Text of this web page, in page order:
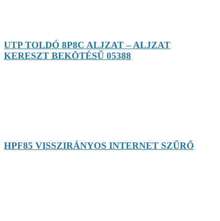
UTP TOLDÓ 8P8C ALJZAT – ALJZAT
KERESZT BEKÖTÉSŰ 05388
HPF85 VISSZIRÁNYOS INTERNET SZŰRŐ